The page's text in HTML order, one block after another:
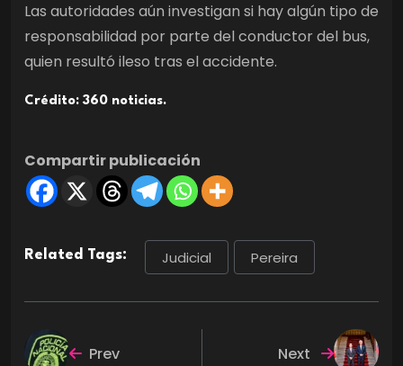
Las autoridades aún investigan si hay algún tipo de
responsabilidad por parte del conductor del bus,
quien resultó ileso tras el accidente.
Crédito: 360 noticias.
Compartir publicación
Related Tags: Judicial Pereira
Prev Next